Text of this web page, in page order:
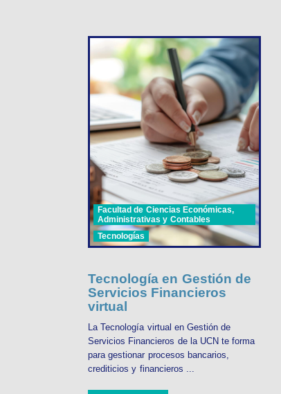
Facultad de Ciencias Económicas,
Administrativas y Contables
Tecnologías
Tecnología en Gestión de
Servicios Financieros
virtual
La Tecnología virtual en Gestión de
Servicios Financieros de la UCN te forma
para gestionar procesos bancarios,
crediticios y financieros ...